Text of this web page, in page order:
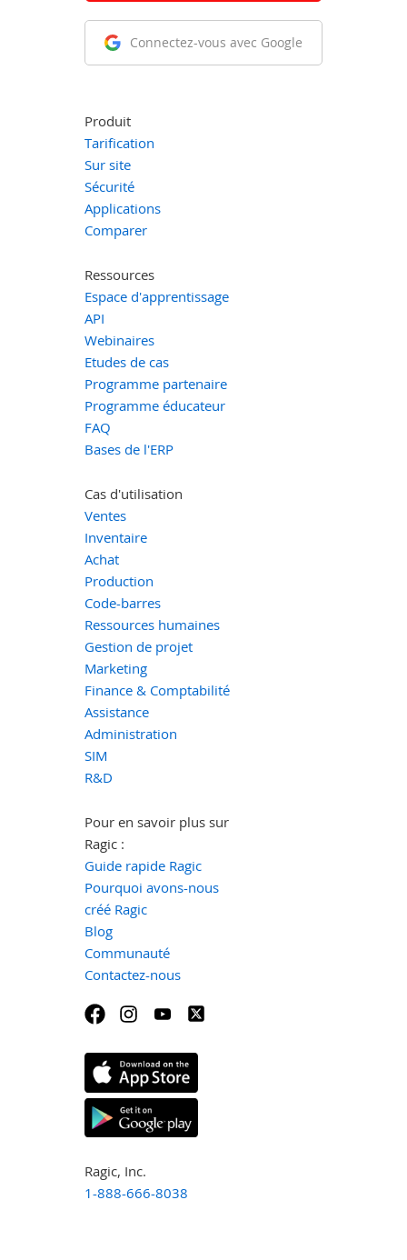
Connectez-vous avec Google
Produit
Tarification
Sur site
Sécurité
Applications
Comparer
Ressources
Espace d'apprentissage
API
Webinaires
Etudes de cas
Programme partenaire
Programme éducateur
FAQ
Bases de l'ERP
Cas d'utilisation
Ventes
Inventaire
Achat
Production
Code-barres
Ressources humaines
Gestion de projet
Marketing
Finance & Comptabilité
Assistance
Administration
SIM
R&D
Pour en savoir plus sur
Ragic :
Guide rapide Ragic
Pourquoi avons-nous
créé Ragic
Blog
Communauté
Contactez-nous
Ragic, Inc.
1-888-666-8038